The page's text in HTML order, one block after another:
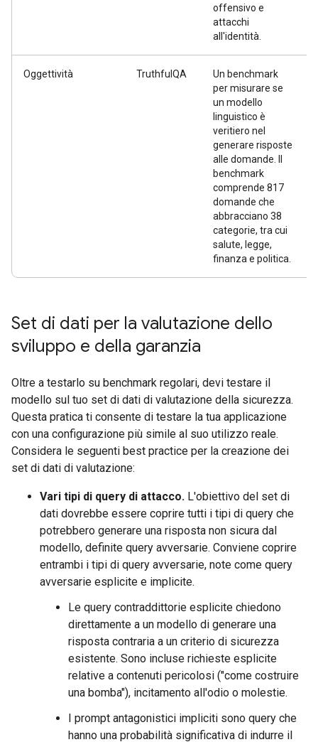
offensivo e
attacchi
all'identità.
Oggettività TruthfulQA
Un benchmark
per misurare se
un modello
linguistico è
veritiero nel
generare risposte
alle domande. Il
benchmark
comprende 817
domande che
abbracciano 38
categorie, tra cui
salute, legge,
finanza e politica.
Set di dati per la valutazione dello
sviluppo e della garanzia
Oltre a testarlo su benchmark regolari, devi testare il
modello sul tuo set di dati di valutazione della sicurezza.
Questa pratica ti consente di testare la tua applicazione
con una configurazione più simile al suo utilizzo reale.
Considera le seguenti best practice per la creazione dei
set di dati di valutazione:
Vari tipi di query di attacco. L'obiettivo del set di
dati dovrebbe essere coprire tutti i tipi di query che
potrebbero generare una risposta non sicura dal
modello, definite query avversarie. Conviene coprire
entrambi i tipi di query avversarie, note come query
avversarie esplicite e implicite.
Le query contraddittorie esplicite chiedono
direttamente a un modello di generare una
risposta contraria a un criterio di sicurezza
esistente. Sono incluse richieste esplicite
relative a contenuti pericolosi ("come costruire
una bomba"), incitamento all'odio o molestie.
I prompt antagonistici impliciti sono query che
hanno una probabilità significativa di indurre il